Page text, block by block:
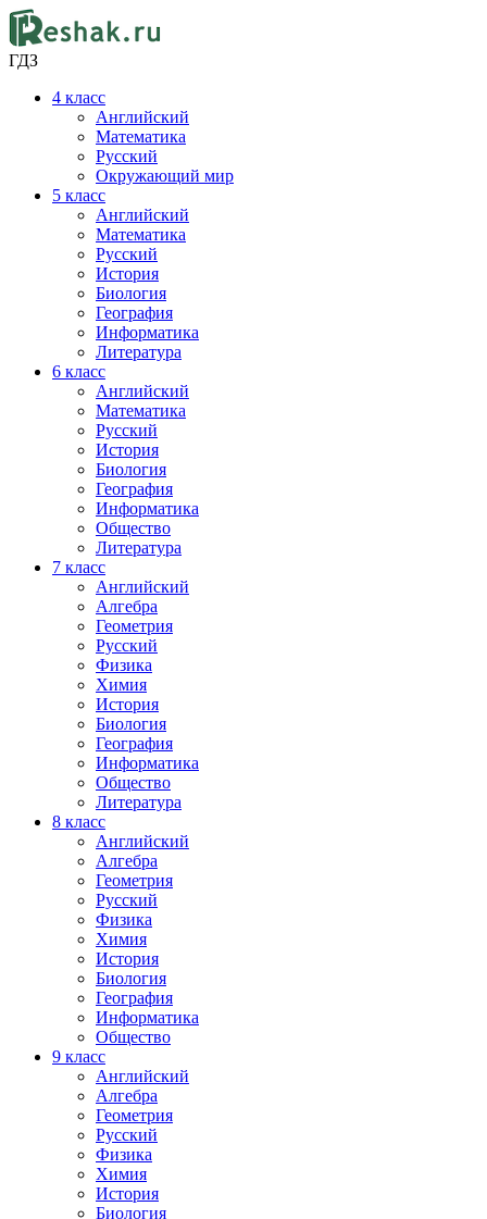
ГДЗ
4 класс
Английский
Математика
Русский
Окружающий мир
5 класс
Английский
Математика
Русский
История
Биология
География
Информатика
Литература
6 класс
Английский
Математика
Русский
История
Биология
География
Информатика
Общество
Литература
7 класс
Английский
Алгебра
Геометрия
Русский
Физика
Химия
История
Биология
География
Информатика
Общество
Литература
8 класс
Английский
Алгебра
Геометрия
Русский
Физика
Химия
История
Биология
География
Информатика
Общество
9 класс
Английский
Алгебра
Геометрия
Русский
Физика
Химия
История
Биология